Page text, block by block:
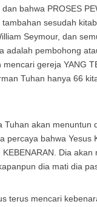
bahwa PROSES
sesudah
Seymour, dan
adalah pembohong
gereja YANG
Tuhan hanya 66
Tuhan akan
percaya bahwa Yesus
Dia
dia mati dia
terus mencari